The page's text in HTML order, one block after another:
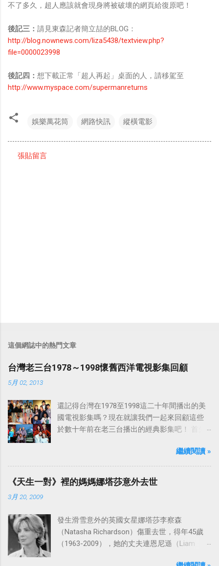
不了多久，超人應該就會現身將被破壞的網頁給復原吧！
後記三： 請見東森記者簡立喆的BLOG：
http://blog.nownews.com/liza5438/textview.php?
file=0000023998
後記四： 想下載正常「超人再起」桌面的人，請移駕至
http://www.myspace.com/supermanreturns
娛樂萬花筒 網路快訊 縱橫電影
張貼留言
這個網誌中的熱門文章
台灣老三台1978～1998懷舊西洋電視影集回顧
5月 02, 2013
還記得台灣在1978至1998這二十年間播出的美
國電視影集嗎？現在就讓我們一起來回顧這些
於數十年前在老三台播出的經典影集吧！ 首先
「愛之船」（The Love Boat），這部影集最早
是在1977年9月24日至1986年5月24日於美國
ABC頻道首播，共播出了249集。 令人懷念的愛
之船旋律：
繼續閱讀 »
《天生一對》裡的媽媽娜塔莎意外去世
3月 20, 2009
發生滑雪意外的英國女星娜塔莎李察森
（Natasha Richardson）傷重去世，得年45歲
（1963-2009），她的丈夫連恩尼遜（Liam